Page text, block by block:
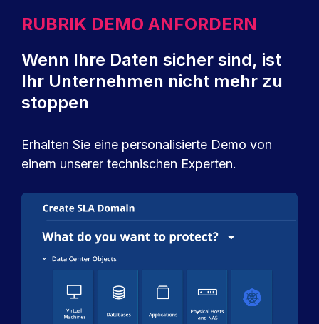
RUBRIK DEMO ANFORDERN
Wenn Ihre Daten sicher sind, ist
Ihr Unternehmen nicht mehr zu
stoppen
Erhalten Sie eine personalisierte Demo von
einem unserer technischen Experten.